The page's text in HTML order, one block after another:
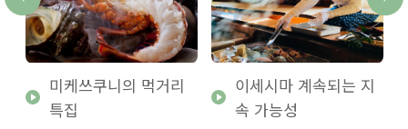
미케쓰쿠니의 먹거리
특집
이세시마 계속되는 지
속 가능성